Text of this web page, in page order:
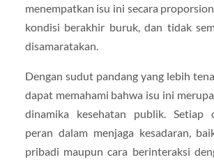
menempatkan isu ini secara
kondisi berakhir buruk, dan tidak
disamaratakan.
Dengan sudut pandang yang lebih
dapat memahami bahwa isu ini
dinamika kesehatan publik. Setiap
peran dalam menjaga kesadaran,
pribadi maupun cara berinteraksi